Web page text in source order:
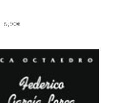
8,90€